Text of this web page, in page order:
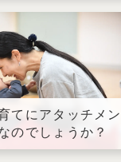
てにアタッチメン
のでしょうか？